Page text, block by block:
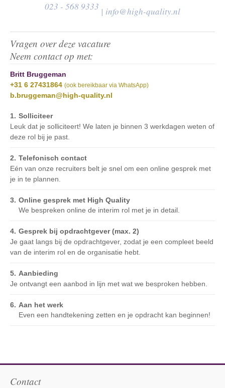
Vragen over deze vacature
Neem contact op met:
Britt Bruggeman
+31 6 27431864 (ook bereikbaar via WhatsApp)
b.bruggeman@high-quality.nl
Solliciteer
Leuk dat je solliciteert! We laten je binnen 3 werkdagen weten of
deze rol bij je past.
Telefonisch contact
Eén van onze recruiters belt je snel om een online gesprek met
je in te plannen.
Online gesprek met High Quality
We bespreken online de interim rol met je in detail.
Gesprek bij opdrachtgever (max. 2)
Je gaat langs bij de opdrachtgever, zodat je een compleet beeld
van de interim rol en de organisatie hebt.
Aanbieding
Je ontvangt een aanbod in lijn met wat we besproken hebben.
Aan het werk
Even een handtekening zetten en je opdracht kan beginnen!
023 - 568 9333 | info@high-quality.nl
Contact